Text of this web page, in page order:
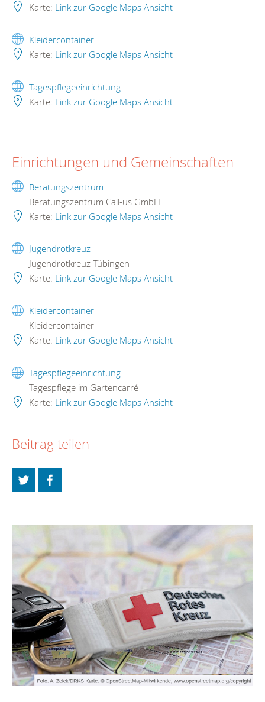
Karte: Link zur Google Maps Ansicht
Kleidercontainer
Karte: Link zur Google Maps Ansicht
Tagespflegeeinrichtung
Karte: Link zur Google Maps Ansicht
Einrichtungen und Gemeinschaften
Beratungszentrum
Beratungszentrum Call-us GmbH
Karte: Link zur Google Maps Ansicht
Jugendrotkreuz
Jugendrotkreuz Tübingen
Karte: Link zur Google Maps Ansicht
Kleidercontainer
Kleidercontainer
Karte: Link zur Google Maps Ansicht
Tagespflegeeinrichtung
Tagespflege im Gartencarré
Karte: Link zur Google Maps Ansicht
Beitrag teilen